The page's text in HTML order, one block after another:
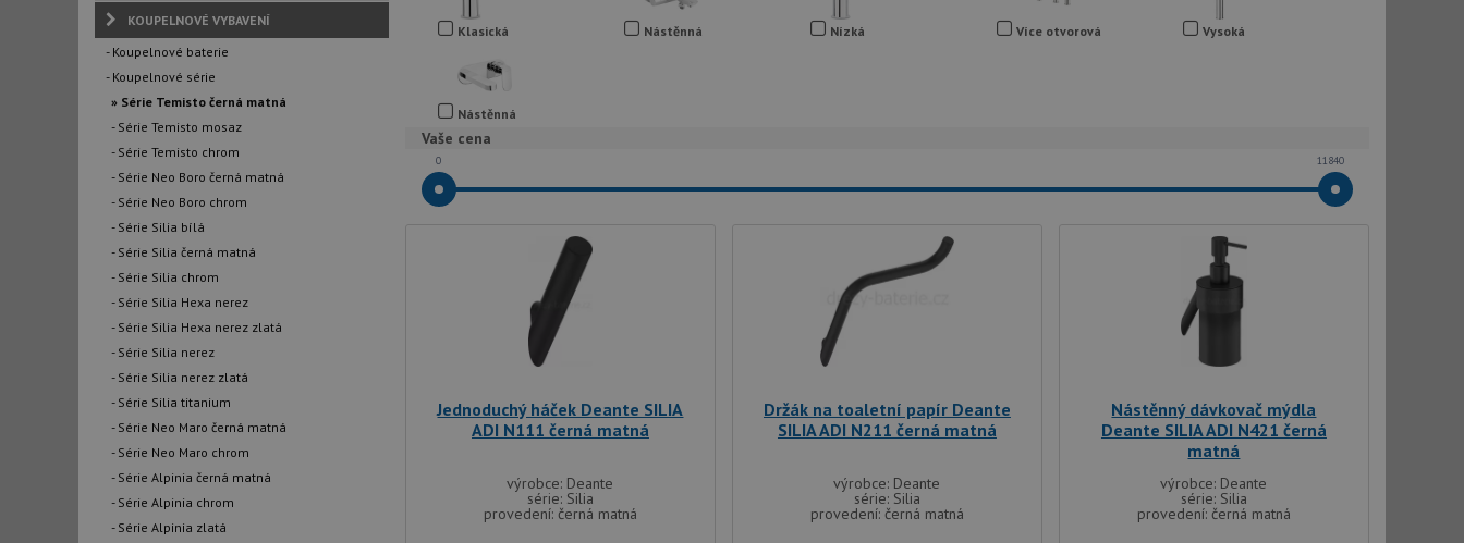
KOUPELNOVÉ VYBAVENÍ
- Koupelnové baterie
- Koupelnové série
» Série Temisto černá matná
- Série Temisto mosaz
- Série Temisto chrom
- Série Neo Boro černá matná
- Série Neo Boro chrom
- Série Silia bílá
- Série Silia černá matná
- Série Silia chrom
- Série Silia Hexa nerez
- Série Silia Hexa nerez zlatá
- Série Silia nerez
- Série Silia nerez zlatá
- Série Silia titanium
- Série Neo Maro černá matná
- Série Neo Maro chrom
- Série Alpinia černá matná
- Série Alpinia chrom
- Série Alpinia zlatá
Klasická Nástěnná Nízká Více otvorová Vysoká
Nástěnná
Vaše cena
0 11840
Jednoduchý háček Deante SILIA
ADI N111 černá matná
výrobce: Deante
série: Silia
provedení: černá matná
Držák na toaletní papír Deante
SILIA ADI N211 černá matná
výrobce: Deante
série: Silia
provedení: černá matná
Nástěnný dávkovač mýdla
Deante SILIA ADI N421 černá
matná
výrobce: Deante
série: Silia
provedení: černá matná